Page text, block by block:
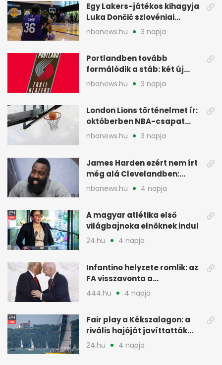
Egy Lakers-játékos kihagyja
Luka Dončić szlovéniai
minicampjét
nbanews.hu 3 napja
Portlandben tovább
formálódik a stáb: két új
szakember a Blazersnél
nbanews.hu 3 napja
London Lions történelmet ír:
októberben NBA-csapat
ellen lép pályára
nbanews.hu 3 napja
James Harden ezért nem írt
még alá Clevelandben:
pénzügyi okok
nbanews.hu 4 napja
A magyar atlétika első
világbajnoka elnöknek indul
24.hu 4 napja
Infantino helyzete romlik: az
FA visszavonta a
támogatását, jöhet a
444.hu 4 napja
Fair play a Kékszalagon: a
rivális hajóját javíttatták
meg
24.hu 4 napja